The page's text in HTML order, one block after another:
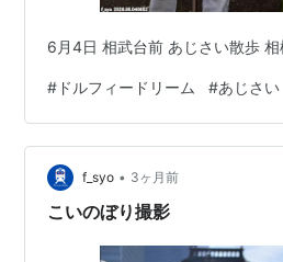
6月4日 相武台前 あじさい散歩 相
# ドルフィードリーム #あじさい
f_syo • 3ヶ月前
こいのぼり撮影